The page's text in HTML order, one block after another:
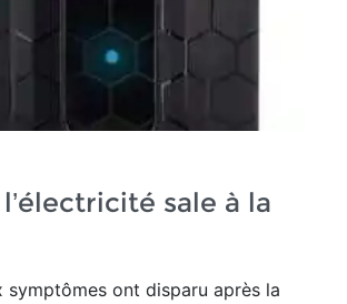
sale à la
symptômes ont disparu après la